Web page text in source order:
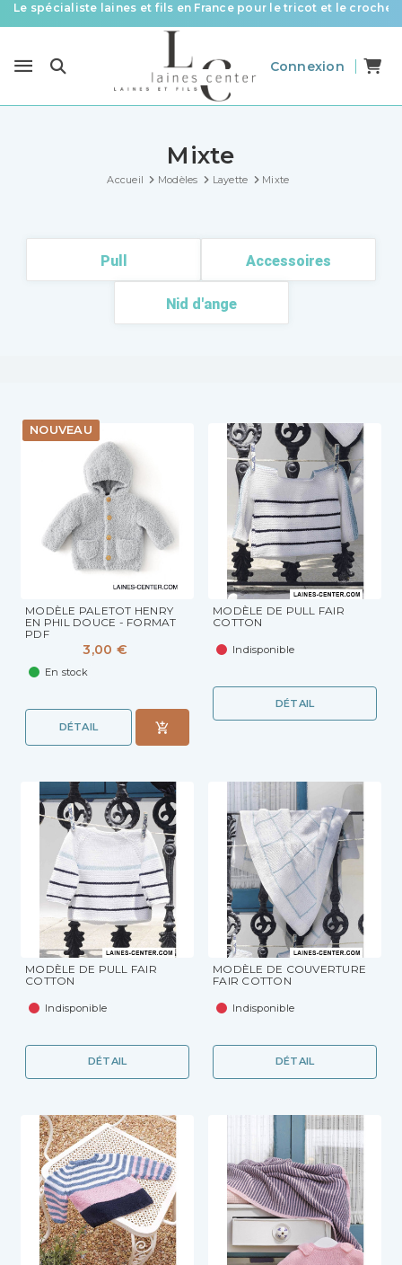
Des fils de qualité à tous les prix pour toutes vos envies !
Le spécialiste laines et fils en France pour le tricot et le crochet
Connexion
Mixte
Accueil Modèles Layette Mixte
Pull Accessoires
Nid d'ange
NOUVEAU
MODÈLE PALETOT HENRY
EN PHIL DOUCE - FORMAT
PDF
3,00 €
En stock
DÉTAIL
MODÈLE DE PULL FAIR
COTTON
Indisponible
DÉTAIL
MODÈLE DE PULL FAIR
COTTON
Indisponible
DÉTAIL
MODÈLE DE COUVERTURE
FAIR COTTON
Indisponible
DÉTAIL